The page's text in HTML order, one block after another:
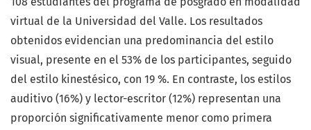
virtual de la Universidad del Valle. Los resultados
obtenidos evidencian una predominancia del estilo
visual, presente en el 53% de los participantes, seguido
del estilo kinestésico, con 19 %. En contraste, los estilos
auditivo (16%) y lector-escritor (12%) representan una
proporción significativamente menor como primera